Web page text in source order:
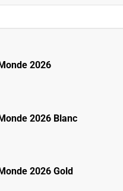
2026
2026 Blanc
2026 Gold